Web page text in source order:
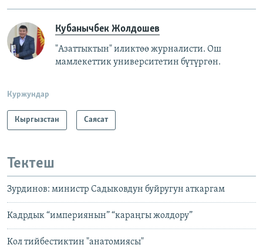
Кубанычбек Жолдошев
"Азаттыктын" иликтөө журналисти. Ош
мамлекеттик университетин бүтүргөн.
Куржундар
Кыргызстан Саясат
Тектеш
Зурдинов: министр Садыковдун буйругун аткаргам
Кадрдык “империянын” “караңгы жолдору”
Кол тийбестиктин "анатомиясы"